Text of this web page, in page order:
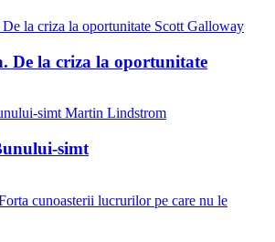
Scott Galloway
De la criza la oportunitate
Martin Lindstrom
simt